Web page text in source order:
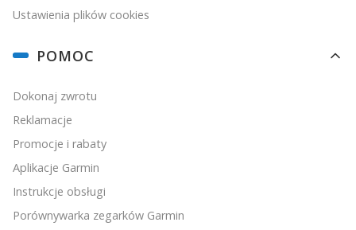
Ustawienia plików cookies
POMOC
Dokonaj zwrotu
Reklamacje
Promocje i rabaty
Aplikacje Garmin
Instrukcje obsługi
Porównywarka zegarków Garmin